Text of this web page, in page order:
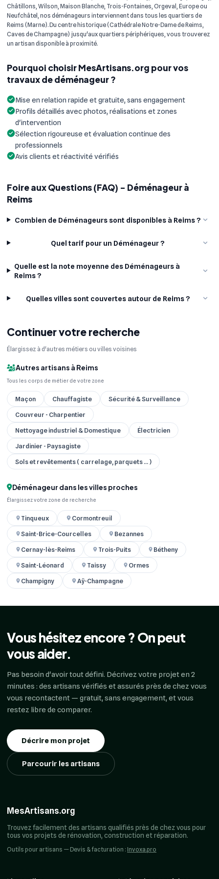
Châtillons, Wilson, Maison Blanche, Trois-Fontaines, Orgeval, Europe ou
Neufchâtel, nos déménageurs interviennent dans tous les quartiers de
Reims (Marne). Du centre historique (Cathédrale Notre-Dame de Reims,
Caves de Champagne) jusqu'aux quartiers périphériques, vous trouverez
un artisan disponible à proximité.
Pourquoi choisir MesArtisans.org pour vos
travaux de déménageur ?
Mise en relation rapide et gratuite, sans engagement
Profils détaillés avec photos, réalisations et zones
d'intervention
Sélection rigoureuse et évaluation continue des
professionnels
Avis clients et réactivité vérifiés
Foire aux Questions (FAQ) - Déménageur à
Reims
Combien de Déménageurs sont disponibles à Reims ?
Quel tarif pour un Déménageur ?
Quelle est la note moyenne des Déménageurs à
Reims ?
Quelles villes sont couvertes autour de Reims ?
Continuer votre recherche
Élargissez à d'autres métiers ou villes voisines
Autres artisans à Reims
Tous les corps de métier de votre zone
Maçon Chauffagiste
Sécurité & Surveillance
Couvreur - Charpentier
Nettoyage industriel & Domestique
Électricien
Jardinier - Paysagiste
Sols et revêtements ( carrelage, parquets ... )
Déménageur dans les villes proches
Élargissez votre zone de recherche
Tinqueux
Cormontreuil
Saint-Brice-Courcelles
Bezannes
Cernay-lès-Reims
Trois-Puits
Bétheny
Saint-Léonard
Taissy
Ormes
Champigny
Aÿ-Champagne
Vous hésitez encore ? On peut
vous aider.
Pas besoin d'avoir tout défini. Décrivez votre projet en 2
minutes : des artisans vérifiés et assurés près de chez vous
vous recontactent — gratuit, sans engagement, et vous
restez libre de comparer.
Décrire mon projet
Parcourir les artisans
MesArtisans.org
Trouvez facilement des artisans qualifiés près de chez vous pour
tous vos projets de rénovation, construction et réparation.
Outils pour artisans — Devis & facturation : Invoxa.pro